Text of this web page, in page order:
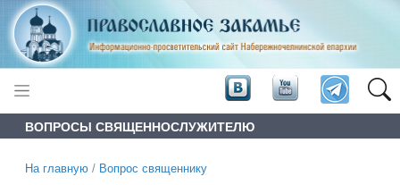
ВОПРОСЫ СВЯЩЕННОСЛУЖИТЕЛЮ
На главную / Вопрос священнику